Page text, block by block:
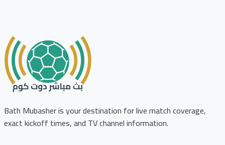
Bath Mubasher is your destination for live match coverage,
exact kickoff times, and TV channel information.